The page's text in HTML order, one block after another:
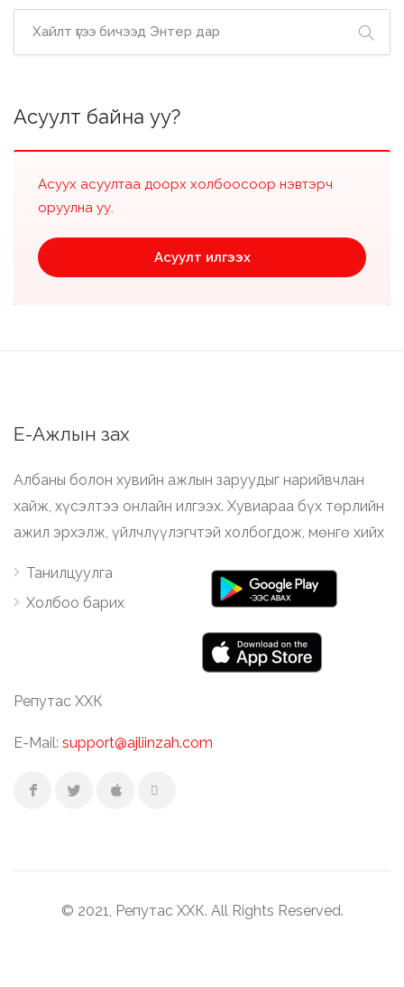
Асуулт байна уу?
Асуух асуултаа доорх холбоосоор нэвтэрч
оруулна уу.
Асуулт илгээх
Е-Ажлын зах
Албаны болон хувийн ажлын заруудыг нарийвчлан
хайж, хүсэлтээ онлайн илгээх. Хувиараа бүх төрлийн
ажил эрхэлж, үйлчлүүлэгчтэй холбогдож, мөнгө хийх
Танилцуулга
Холбоо барих
Репутас ХХК
E-Mail: support@ajliinzah.com
© 2021, Репутас ХХК. All Rights Reserved.